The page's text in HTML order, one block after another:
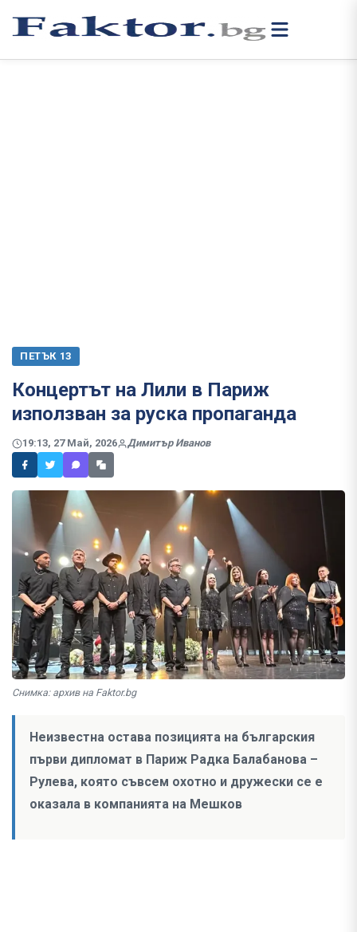
ПЕТЪК 13
Концертът на Лили в Париж
използван за руска пропаганда
19:13, 27 Май, 2026 Димитър Иванов
Снимка: архив на Faktor.bg
Неизвестна остава позицията на българския
първи дипломат в Париж Радка Балабанова –
Рулева, която съвсем охотно и дружески се е
оказала в компанията на Мешков